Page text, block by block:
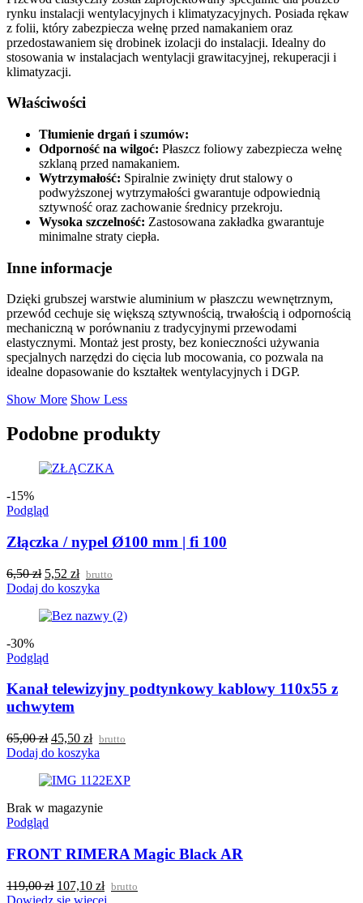
rynku instalacji wentylacyjnych i klimatyzacyjnych. Posiada rękaw
z folii, który zabezpiecza wełnę przed namakaniem oraz
przedostawaniem się drobinek izolacji do instalacji. Idealny do
stosowania w instalacjach wentylacji grawitacyjnej, rekuperacji i
klimatyzacji.
Właściwości
Tłumienie drgań i szumów:
Odporność na wilgoć: Płaszcz foliowy zabezpiecza wełnę
szklaną przed namakaniem.
Wytrzymałość: Spiralnie zwinięty drut stalowy o
podwyższonej wytrzymałości gwarantuje odpowiednią
sztywność oraz zachowanie średnicy przekroju.
Wysoka szczelność: Zastosowana zakładka gwarantuje
minimalne straty ciepła.
Inne informacje
Dzięki grubszej warstwie aluminium w płaszczu wewnętrznym,
przewód cechuje się większą sztywnością, trwałością i odpornością
mechaniczną w porównaniu z tradycyjnymi przewodami
elastycznymi. Montaż jest prosty, bez konieczności używania
specjalnych narzędzi do cięcia lub mocowania, co pozwala na
idealne dopasowanie do kształtek wentylacyjnych i DGP.
Show More Show Less
Podobne produkty
-15%
Podgląd
Złączka / nypel Ø100 mm | fi 100
6,50zł 5,52 zł brutto
Dodaj do koszyka
-30%
Podgląd
Kanał telewizyjny podtynkowy kablowy 110x55 z
uchwytem
65,00zł 45,50 zł brutto
Dodaj do koszyka
Brak w magazynie
Podgląd
FRONT RIMERA Magic Black AR
119,00zł 107,10 zł brutto
Dowiedz się więcej